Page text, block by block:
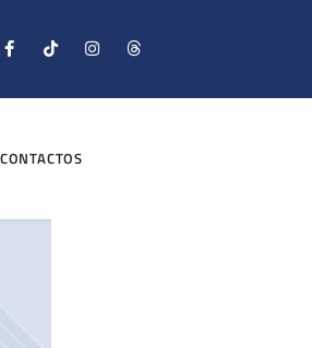
CONTACTOS